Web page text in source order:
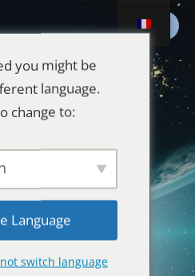
Terre et dans l'Univers
you might be
language.
change to:
Language
switch language